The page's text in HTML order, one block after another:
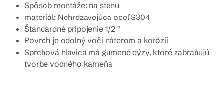
Spôsob montáže: na stenu
materiál: Nehrdzavejúca oceľ S304
Štandardné pripojenie 1/2 "
Povrch je odolný voči náterom a korózii
Sprchová hlavica má gumené dýzy, ktoré zabraňujú
tvorbe vodného kameňa